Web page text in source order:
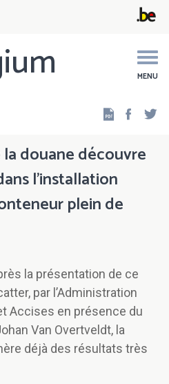
MENU
douane découvre
l’installation
plein de
la présentation de ce
par l’Administration
Accises en présence du
Van Overtveldt, la
déjà des résultats très